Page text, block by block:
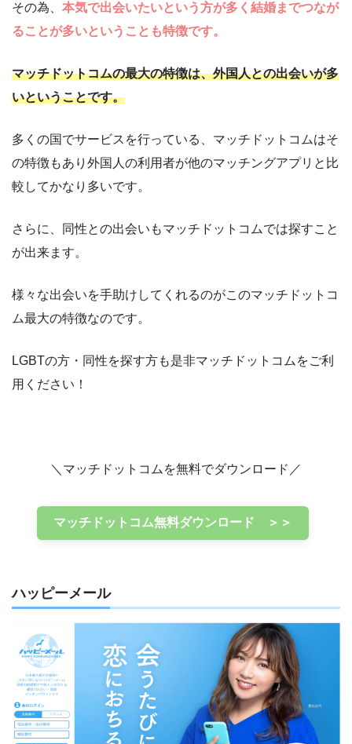
その為、 本気で出会いたいという方が多く結婚までつなが
ることが多いということも特徴です。
マッチドットコムの最大の特徴は、外国人との出会いが多
いということです。
多くの国でサービスを行っている、マッチドットコムはそ
の特徴もあり外国人の利用者が他のマッチングアプリと比
較してかなり多いです。
さらに、同性との出会いもマッチドットコムでは探すこと
が出来ます。
様々な出会いを手助けしてくれるのがこのマッチドットコ
ム最大の特徴なのです。
LGBTの方・同性を探す方も是非マッチドットコムをご利
用ください！
＼マッチドットコムを無料でダウンロード／
マッチドットコム無料ダウンロード ＞＞
ハッピーメール